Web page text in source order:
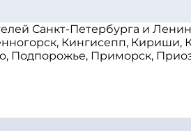
Санкт-Петербурга и
Кингисепп,
Подпорожье, Приморск,